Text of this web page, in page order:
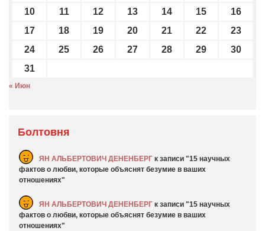
10
11 12 13 14 15
16
17
18 19 20 21 22
23
24
25 26 27 28 29
30
31
« Июн
Болтовня
ЯН АЛЬБЕРТОВИЧ ДЕНЕНБЕРГ к записи
15 научных
фактов о любви, которые объяснят безумие в ваших
отношениях
ЯН АЛЬБЕРТОВИЧ ДЕНЕНБЕРГ к записи
15 научных
фактов о любви, которые объяснят безумие в ваших
отношениях